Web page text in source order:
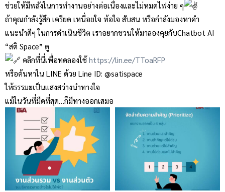
ช่วยให้มีพลังในการทำงานอย่างต่อเนื่องและไม่หมดไฟง่าย ๆ
ถ้าคุณกำลังรู้สึก เครียด เหนื่อยใจ ท้อใจ สับสน หรือกำลังมองหาคำ
แนะนำดีๆ ในการดำเนินชีวิต เราอยากชวนให้มาลองคุยกับChatbot AI
“สติ Space” ดู
คลิกที่นี่เพื่อทดลองใช้https://lin.ee/TToaRFP
หรือค้นหาใน LINE ด้วย Line ID: @satispace
ให้ธรรมะเป็นแสงสว่างนำทางใจ
แม้ในวันที่มืดที่สุด…ก็มีทางออกเสมอ